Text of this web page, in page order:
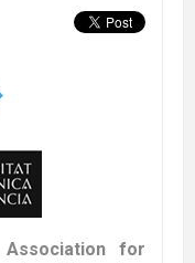
Association for